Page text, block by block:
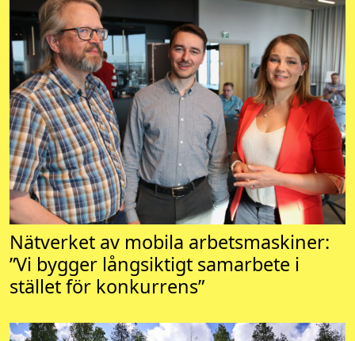
Nätverket av mobila arbetsmaskiner:
”Vi bygger långsiktigt samarbete i
stället för konkurrens”